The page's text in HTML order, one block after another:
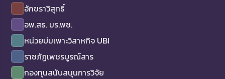
อักขราวิสุทธิ์
อพ.สธ. มร.พช.
หน่วยบ่มเพาะวิสาหกิจ UBI
ราชภัฏเพชรบูรณ์สาร
กองทุนสนับสนุนการวิจัย